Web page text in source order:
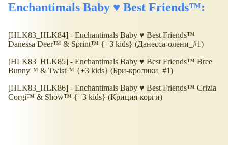
Enchantimals Baby ♥ Best Friends™:
[HLK83_HLK84] - Enchantimals Baby ♥ Best Friends™
Danessa Deer™ & Sprint™ {+3 kids} (Данесса-олени_#1)
[HLK83_HLK85] - Enchantimals Baby ♥ Best Friends™ Bree
Bunny™ & Twist™ {+3 kids} (Бри-кролики_#1)
[HLK83_HLK86] - Enchantimals Baby ♥ Best Friends™ Crizia
Corgi™ & Show™ {+3 kids} (Криция-корги)